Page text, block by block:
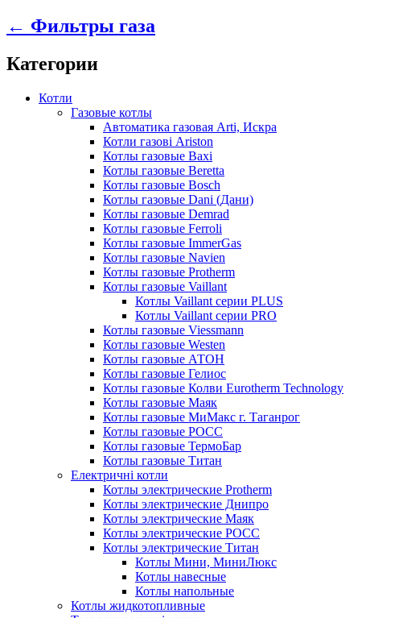
← Фильтры газа
Категории
Котли
Газовые котлы
Автоматика газовая Arti, Искра
Котли газові Ariston
Котлы газовые Baxi
Котлы газовые Beretta
Котлы газовые Bosch
Котлы газовые Dani (Дани)
Котлы газовые Demrad
Котлы газовые Ferroli
Котлы газовые ImmerGas
Котлы газовые Navien
Котлы газовые Protherm
Котлы газовые Vaillant
Котлы Vaillant серии PLUS
Котлы Vaillant серии PRO
Котлы газовые Viessmann
Котлы газовые Westen
Котлы газовые АТОН
Котлы газовые Гелиос
Котлы газовые Колви Eurotherm Technology
Котлы газовые Маяк
Котлы газовые МиМакс г. Таганрог
Котлы газовые РОСС
Котлы газовые ТермоБар
Котлы газовые Титан
Електричні котли
Котлы электрические Protherm
Котлы электрические Днипро
Котлы электрические Маяк
Котлы электрические РОСС
Котлы электрические Титан
Котлы Мини, МиниЛюкс
Котлы навесные
Котлы напольные
Котлы жидкотопливные